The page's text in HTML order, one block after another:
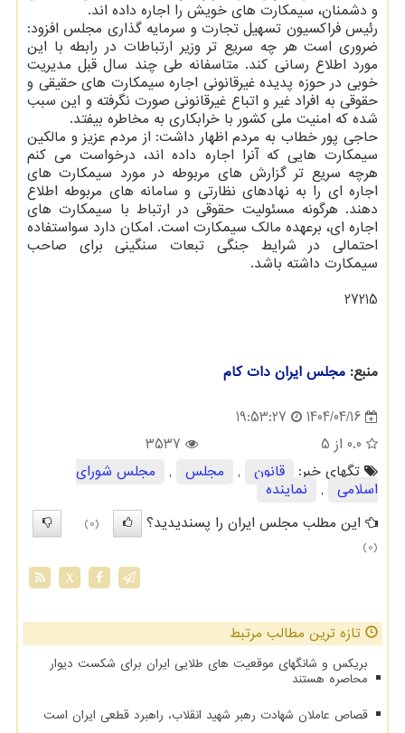
و دشمنان، سیمکارت های خویش را اجاره داده اند.
رئیس فراکسیون تسهیل تجارت و سرمایه گذاری مجلس افزود:
ضروری است هر چه سریع تر وزیر ارتباطات در رابطه با این
مورد اطلاع رسانی کند. متاسفانه طی چند سال قبل مدیریت
خوبی در حوزه پدیده غیرقانونی اجاره سیمکارت های حقیقی و
حقوقی به افراد غیر و اتباع غیرقانونی صورت نگرفته و این سبب
شده که امنیت ملی کشور با خرابکاری به مخاطره بیفتد.
حاجی پور خطاب به مردم اظهار داشت: از مردم عزیز و مالکین
سیمکارت هایی که آنرا اجاره داده اند، درخواست می کنم
هرچه سریع تر گزارش های مربوطه در مورد سیمکارت های
اجاره ای را به نهادهای نظارتی و سامانه های مربوطه اطلاع
دهند. هرگونه مسئولیت حقوقی در ارتباط با سیمکارت های
اجاره ای، برعهده مالک سیمکارت است. امکان دارد سواستفاده
احتمالی در شرایط جنگی تبعات سنگینی برای صاحب
سیمکارت داشته باشد.
27215
منبع: مجلس ایران دات كام
1404/04/16
19:53:27
0.0 از 5
3537
تگهای خبر:
قانون , مجلس ,
مجلس شورای
اسلامی
,
نماینده
این مطلب مجلس ایران را پسندیدید؟
(0)
(0)
X
تازه ترین مطالب مرتبط
بریکس و شانگهای موقعیت های طلایی ایران برای شکست دیوار
محاصره هستند
قصاص عاملان شهادت رهبر شهید انقلاب، راهبرد قطعی ایران است